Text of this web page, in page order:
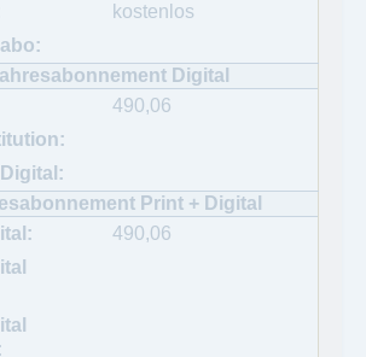
kostenlos
490,06
490,06